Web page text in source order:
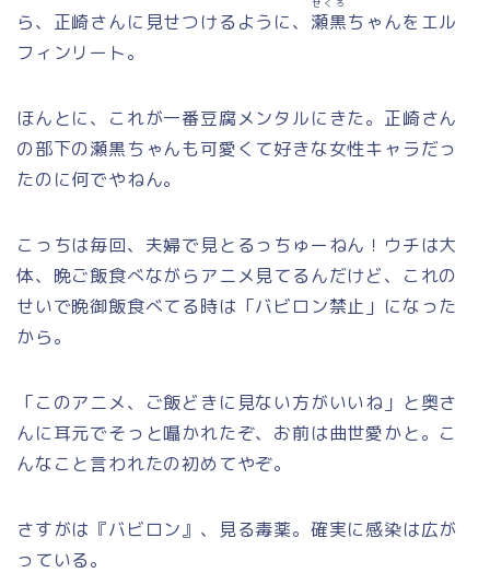
ら、正崎さんに見せつけるように、 瀬黒
せくろ
ちゃんをエル
フィンリート。
ほんとに、これが一番豆腐メンタルにきた。正崎さん
の部下の瀬黒ちゃんも可愛くて好きな女性キャラだっ
たのに何でやねん。
こっちは毎回、夫婦で見とるっちゅーねん！ウチは大
体、晩ご飯食べながらアニメ見てるんだけど、これの
せいで晩御飯食べてる時は「バビロン禁止」になった
から。
「このアニメ、ご飯どきに見ない方がいいね」と奥さ
んに耳元でそっと囁かれたぞ、お前は曲世愛かと。こ
んなこと言われたの初めてやぞ。
さすがは『バビロン』、見る毒薬。確実に感染は広が
っている。